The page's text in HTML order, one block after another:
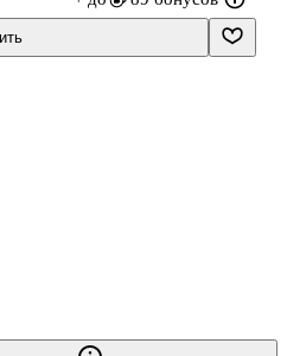
учителям, работающим по
также полезно репетиторам,